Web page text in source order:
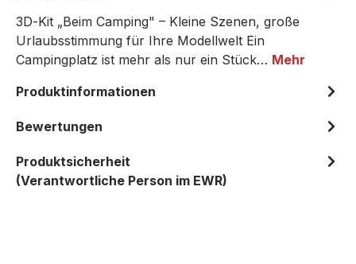
3D‑Kit „Beim Camping" – Kleine Szenen, große
Urlaubsstimmung für Ihre Modellwelt Ein
Campingplatz ist mehr als nur ein Stück… Mehr
Produktinformationen
Bewertungen
Produktsicherheit
(Verantwortliche Person im EWR)